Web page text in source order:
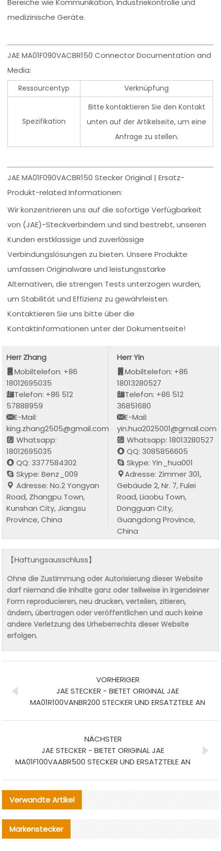
Bereiche wie Kommunikation, Industriekontrolle und
medizinische Geräte.
JAE MA01F090VACBR150 Connector Documentation and
Media:
Ressourcentyp Verknüpfung
Spezifikation
Bitte kontaktieren Sie den Kontakt
unten auf der Artikelseite, um eine
Anfrage zu stellen.
JAE MA01F090VACBR150 Stecker Original | Ersatz-
Produkt-related Informationen:
Wir konzentrieren uns auf die sofortige Verfügbarkeit
von (JAE)-Steckverbindern und sind bestrebt, unseren
Kunden erstklassige und zuverlässige
Verbindungslösungen zu bieten. Unsere Produkte
umfassen Originalware und leistungsstarke
Alternativen, die strengen Tests unterzogen wurden,
um Stabilität und Effizienz zu gewährleisten.
Kontaktieren Sie uns bitte über die
Kontaktinformationen unter der Dokumentseite!
Herr Zhang
Mobiltelefon: +86
18012695035
Telefon: +86 512
57888959
E-Mail:
king.zhang2505@gmail.com
Whatsapp:
18012695035
QQ: 3377584302
Skype: Benz_009
Adresse: No.2 Yongyan
Road, Zhangpu Town,
Kunshan City, Jiangsu
Province, China
Herr Yin
Mobiltelefon: +86
18013280527
Telefon: +86 512
36851680
E-Mail:
yin.hua2025001@gmail.com
Whatsapp: 18013280527
QQ: 3085856605
Skype: Yin_hua001
Adresse: Zimmer 301,
Gebäude 2, Nr. 7, Fulei
Road, Liaobu Town,
Dongguan City,
Guangdong Province,
China
【Haftungsausschluss】
Ohne die Zustimmung oder Autorisierung dieser Website
darf niemand die Inhalte ganz oder teilweise in irgendeiner
Form reproducieren, neu drucken, verteilen, zitieren,
ändern, übertragen oder veröffentlichen und auch keine
andere Verletzung des Urheberrechts dieser Website
erfolgen.
VORHERIGER
JAE STECKER - BIETET ORIGINAL JAE
MA01R100VANBR200 STECKER UND ERSATZTEILE AN
NÄCHSTER
JAE STECKER - BIETET ORIGINAL JAE
MA01F100VAABR500 STECKER UND ERSATZTEILE AN
Verwandte Artikel
Markenstecker